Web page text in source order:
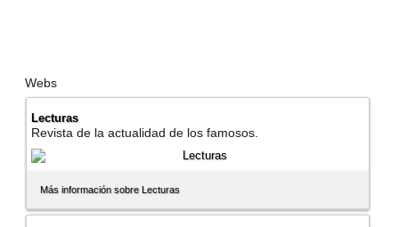
Webs
Lecturas
Revista de la actualidad de los famosos.
Más información sobre Lecturas